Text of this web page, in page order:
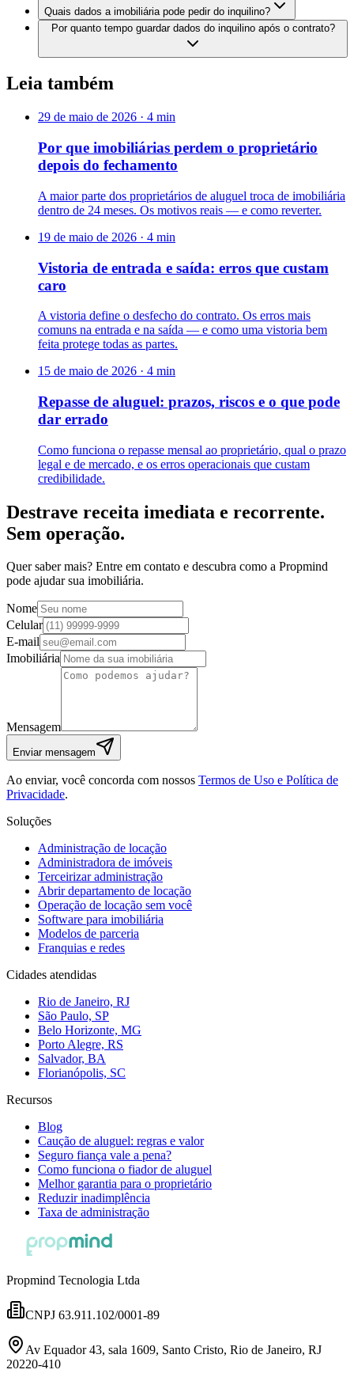
Quais dados a imobiliária pode pedir do inquilino?
Por quanto tempo guardar dados do inquilino após o contrato?
Leia também
29 de maio de 2026 · 4 min
Por que imobiliárias perdem o proprietário
depois do fechamento
A maior parte dos proprietários de aluguel troca de imobiliária
dentro de 24 meses. Os motivos reais — e como reverter.
19 de maio de 2026 · 4 min
Vistoria de entrada e saída: erros que custam
caro
A vistoria define o desfecho do contrato. Os erros mais
comuns na entrada e na saída — e como uma vistoria bem
feita protege todas as partes.
15 de maio de 2026 · 4 min
Repasse de aluguel: prazos, riscos e o que pode
dar errado
Como funciona o repasse mensal ao proprietário, qual o prazo
legal e de mercado, e os erros operacionais que custam
credibilidade.
Destrave receita imediata e recorrente.
Sem operação.
Quer saber mais? Entre em contato e descubra como a Propmind
pode ajudar sua imobiliária.
Nome
Celular
E-mail
Imobiliária
Mensagem
Enviar mensagem
Ao enviar, você concorda com nossos Termos de Uso e Política de
Privacidade.
Soluções
Administração de locação
Administradora de imóveis
Terceirizar administração
Abrir departamento de locação
Operação de locação sem você
Software para imobiliária
Modelos de parceria
Franquias e redes
Cidades atendidas
Rio de Janeiro, RJ
São Paulo, SP
Belo Horizonte, MG
Porto Alegre, RS
Salvador, BA
Florianópolis, SC
Recursos
Blog
Caução de aluguel: regras e valor
Seguro fiança vale a pena?
Como funciona o fiador de aluguel
Melhor garantia para o proprietário
Reduzir inadimplência
Taxa de administração
Propmind Tecnologia Ltda
CNPJ 63.911.102/0001-89
Av Equador 43, sala 1609, Santo Cristo, Rio de Janeiro, RJ
20220-410